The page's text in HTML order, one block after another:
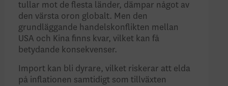
tullar mot de flesta länder, dämpar något av
den värsta oron globalt. Men den
grundläggande handelskonflikten mellan
USA och Kina finns kvar, vilket kan få
betydande konsekvenser.
Import kan bli dyrare, vilket riskerar att elda
på inflationen samtidigt som tillväxten